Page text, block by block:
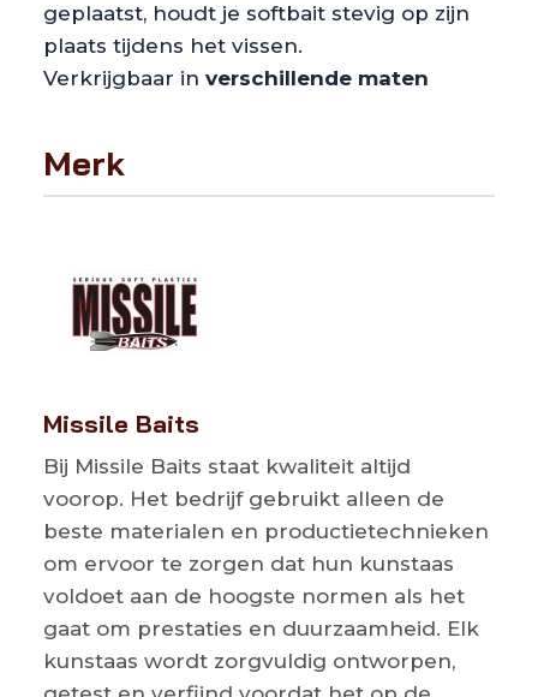
geplaatst, houdt je softbait stevig op zijn
plaats tijdens het vissen.
Verkrijgbaar in verschillende maten
Merk
Missile Baits
Bij Missile Baits staat kwaliteit altijd
voorop. Het bedrijf gebruikt alleen de
beste materialen en productietechnieken
om ervoor te zorgen dat hun kunstaas
voldoet aan de hoogste normen als het
gaat om prestaties en duurzaamheid. Elk
kunstaas wordt zorgvuldig ontworpen,